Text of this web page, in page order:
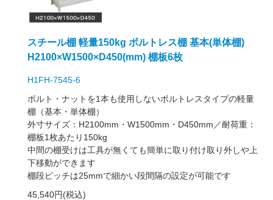
スチール棚 軽量150kg ボルトレス棚 基本(単体棚)
H2100×W1500×D450(mm) 棚板6枚
H1FH-7545-6
ボルト・ナットを1本も使用しないボルトレスタイプの軽量
棚（基本・単体棚）
外寸サイズ：H2100mm・W1500mm・D450mm／耐荷重：
棚板1枚あたり150kg
中間の棚受けは工具が無くても簡単に取り付け取り外しや上
下移動ができます
棚段ピッチは25mmで細かい段間隔の設定が可能です
45,540円(税込)